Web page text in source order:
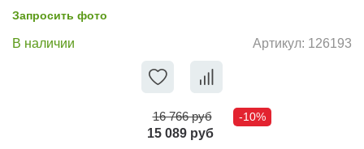
Запросить фото
В наличии Артикул: 126193
16 766 руб -10%
15 089 руб